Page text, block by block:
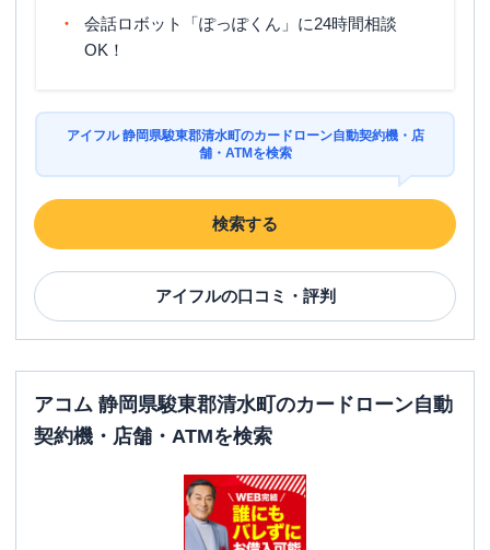
会話ロボット「ぽっぽくん」に24時間相談
OK！
アイフル 静岡県駿東郡清水町のカードローン自動契約機・店
舗・ATMを検索
検索する
アイフルの口コミ・評判
アコム 静岡県駿東郡清水町のカードローン自動
契約機・店舗・ATMを検索